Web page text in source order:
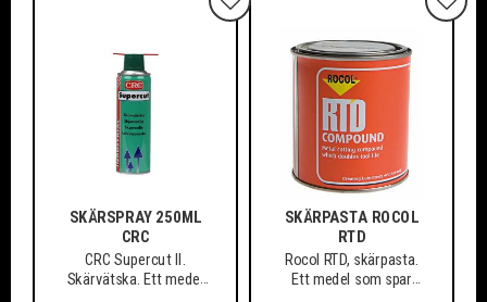
SKÄRSPRAY 250ML
CRC
CRC Supercut II.
Skärvätska. Ett medel
Lägg till i favoriter
SKÄRPASTA ROCOL
RTD
Rocol RTD, skärpasta.
Ett medel som spar
Lägg